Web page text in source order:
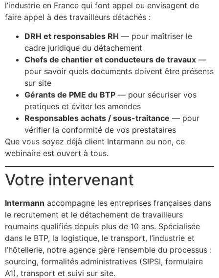
l’industrie en France qui font appel ou envisagent de
faire appel à des travailleurs détachés :
DRH et responsables RH — pour maîtriser le
cadre juridique du détachement
Chefs de chantier et conducteurs de travaux —
pour savoir quels documents doivent être présents
sur site
Gérants de PME du BTP — pour sécuriser vos
pratiques et éviter les amendes
Responsables achats / sous-traitance — pour
vérifier la conformité de vos prestataires
Que vous soyez déjà client Intermann ou non, ce
webinaire est ouvert à tous.
Votre intervenant
Intermann accompagne les entreprises françaises dans
le recrutement et le détachement de travailleurs
roumains qualifiés depuis plus de 10 ans. Spécialisée
dans le BTP, la logistique, le transport, l’industrie et
l’hôtellerie, notre agence gère l’ensemble du processus :
sourcing, formalités administratives (SIPSI, formulaire
A1), transport et suivi sur site.